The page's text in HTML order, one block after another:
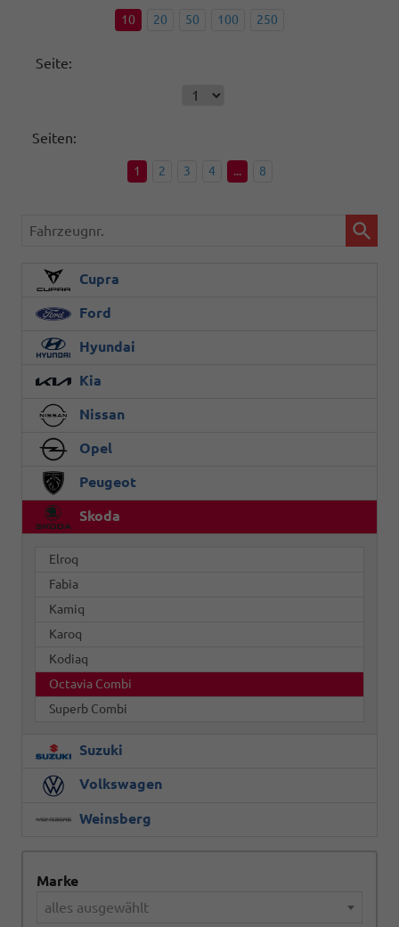
10 20 50 100 250
Seite:
Seiten:
1 2 3 4 ... 8
Fahrzeugnr.
Cupra
Ford
Hyundai
Kia
Nissan
Opel
Peugeot
Skoda
Elroq
Fabia
Kamiq
Karoq
Kodiaq
Octavia Combi
Superb Combi
Suzuki
Volkswagen
Weinsberg
Marke
alles ausgewählt